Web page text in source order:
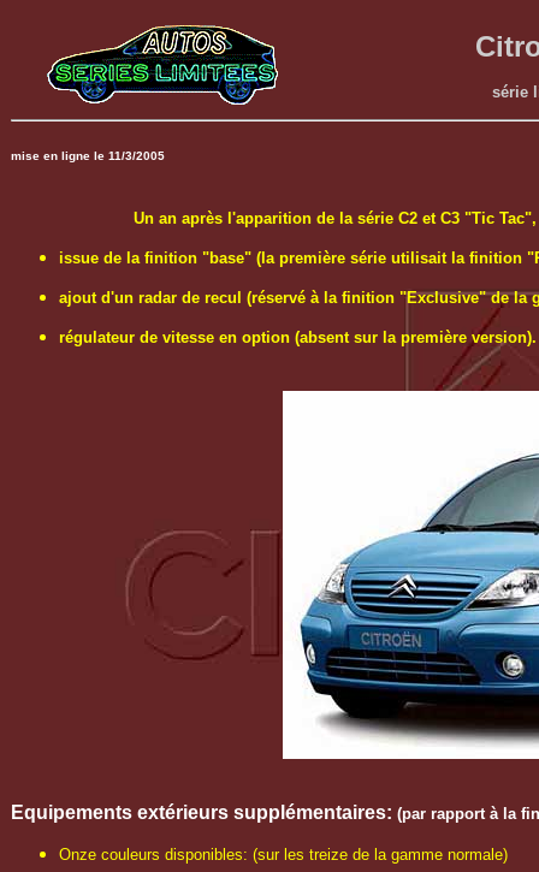
série
mise en ligne le 11/3/2005
Un an après l'apparition de la série C2 et C3 "Tic
issue de la finition "base" (la première série utilisait la finition
ajout d'un radar de recul (réservé à la finition "Exclusive" de la
régulateur de vitesse en option (absent sur la première version).
Equipements extérieurs supplémentaires: (par rapport à la
Onze couleurs disponibles: (sur les treize de la gamme normale)